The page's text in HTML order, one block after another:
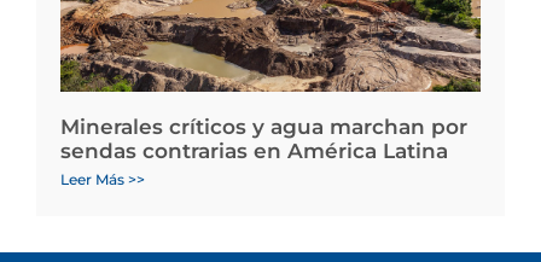
Minerales críticos y agua marchan por
sendas contrarias en América Latina
Leer Más >>